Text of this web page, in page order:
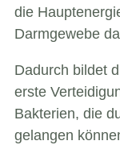
die
Darmgewebe
Dadurch bildet
erste
Bakterien, die
gelangen